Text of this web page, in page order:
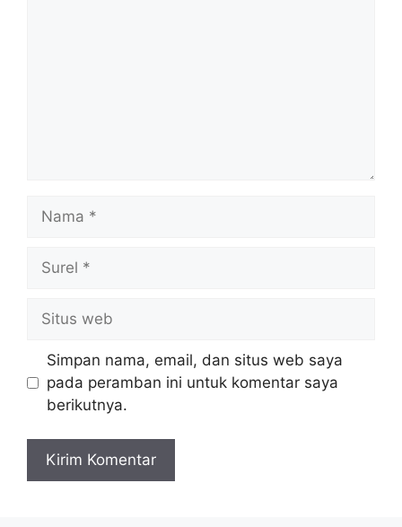
web
Simpan nama, email, dan situs web saya
pada peramban ini untuk komentar saya
berikutnya.